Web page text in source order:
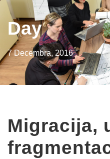
Day
7 Decembra, 2016
Migracija,